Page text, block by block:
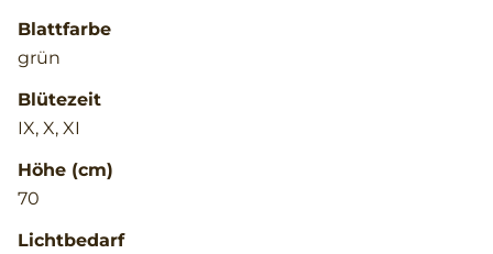
Blattfarbe
grün
Blütezeit
IX, X, XI
Höhe (cm)
70
Lichtbedarf